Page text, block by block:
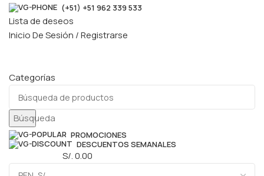
(+51) +51 962 339 533
Lista de deseos
Inicio De Sesión / Registrarse
Categorías
Búsqueda
PROMOCIONES
DESCUENTOS SEMANALES
S/.0.00